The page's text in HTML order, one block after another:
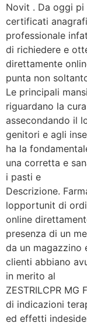
Novit . Da oggi
certificati
professionale
di richiedere e
direttamente
punta non
Le principali
riguardano la
assecondando il
genitori e agli
ha la
una corretta e
i pasti e
Descrizione.
lopportunit di
online
presenza di un
da un magazzino
clienti abbiano
in merito al
ZESTRILCPR
di indicazioni
ed effetti